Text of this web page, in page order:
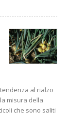
al rialzo
misura della
che sono saliti